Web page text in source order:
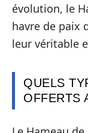
évolution, le
havre de paix
leur véritable
QUELS
OFFERTS